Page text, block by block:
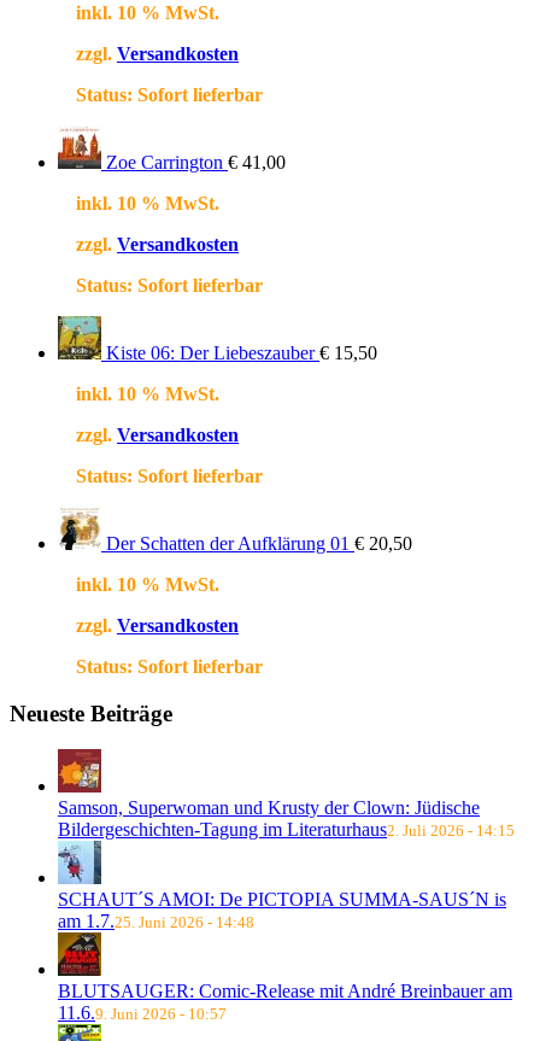
inkl. 10 % MwSt.
zzgl. Versandkosten
Status: Sofort lieferbar
Zoe Carrington € 41,00
inkl. 10 % MwSt.
zzgl. Versandkosten
Status: Sofort lieferbar
Kiste 06: Der Liebeszauber € 15,50
inkl. 10 % MwSt.
zzgl. Versandkosten
Status: Sofort lieferbar
Der Schatten der Aufklärung 01 € 20,50
inkl. 10 % MwSt.
zzgl. Versandkosten
Status: Sofort lieferbar
Neueste Beiträge
Samson, Superwoman und Krusty der Clown: Jüdische
Bildergeschichten-Tagung im Literaturhaus2. Juli 2026 - 14:15
SCHAUT´S AMOI: De PICTOPIA SUMMA-SAUS´N is
am 1.7.25. Juni 2026 - 14:48
BLUTSAUGER: Comic-Release mit André Breinbauer am
11.6.9. Juni 2026 - 10:57